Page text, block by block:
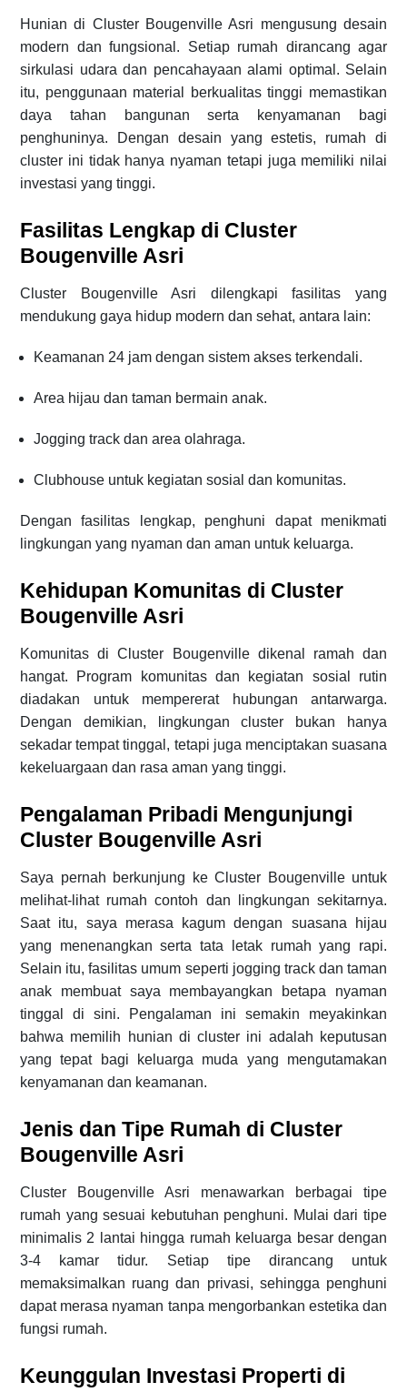
Hunian di Cluster Bougenville Asri mengusung desain
modern dan fungsional. Setiap rumah dirancang agar
sirkulasi udara dan pencahayaan alami optimal. Selain
itu, penggunaan material berkualitas tinggi memastikan
daya tahan bangunan serta kenyamanan bagi
penghuninya. Dengan desain yang estetis, rumah di
cluster ini tidak hanya nyaman tetapi juga memiliki nilai
investasi yang tinggi.
Fasilitas Lengkap di Cluster
Bougenville Asri
Cluster Bougenville Asri dilengkapi fasilitas yang
mendukung gaya hidup modern dan sehat, antara lain:
Keamanan 24 jam dengan sistem akses terkendali.
Area hijau dan taman bermain anak.
Jogging track dan area olahraga.
Clubhouse untuk kegiatan sosial dan komunitas.
Dengan fasilitas lengkap, penghuni dapat menikmati
lingkungan yang nyaman dan aman untuk keluarga.
Kehidupan Komunitas di Cluster
Bougenville Asri
Komunitas di Cluster Bougenville dikenal ramah dan
hangat. Program komunitas dan kegiatan sosial rutin
diadakan untuk mempererat hubungan antarwarga.
Dengan demikian, lingkungan cluster bukan hanya
sekadar tempat tinggal, tetapi juga menciptakan suasana
kekeluargaan dan rasa aman yang tinggi.
Pengalaman Pribadi Mengunjungi
Cluster Bougenville Asri
Saya pernah berkunjung ke Cluster Bougenville untuk
melihat-lihat rumah contoh dan lingkungan sekitarnya.
Saat itu, saya merasa kagum dengan suasana hijau
yang menenangkan serta tata letak rumah yang rapi.
Selain itu, fasilitas umum seperti jogging track dan taman
anak membuat saya membayangkan betapa nyaman
tinggal di sini. Pengalaman ini semakin meyakinkan
bahwa memilih hunian di cluster ini adalah keputusan
yang tepat bagi keluarga muda yang mengutamakan
kenyamanan dan keamanan.
Jenis dan Tipe Rumah di Cluster
Bougenville Asri
Cluster Bougenville Asri menawarkan berbagai tipe
rumah yang sesuai kebutuhan penghuni. Mulai dari tipe
minimalis 2 lantai hingga rumah keluarga besar dengan
3-4 kamar tidur. Setiap tipe dirancang untuk
memaksimalkan ruang dan privasi, sehingga penghuni
dapat merasa nyaman tanpa mengorbankan estetika dan
fungsi rumah.
Keunggulan Investasi Properti di